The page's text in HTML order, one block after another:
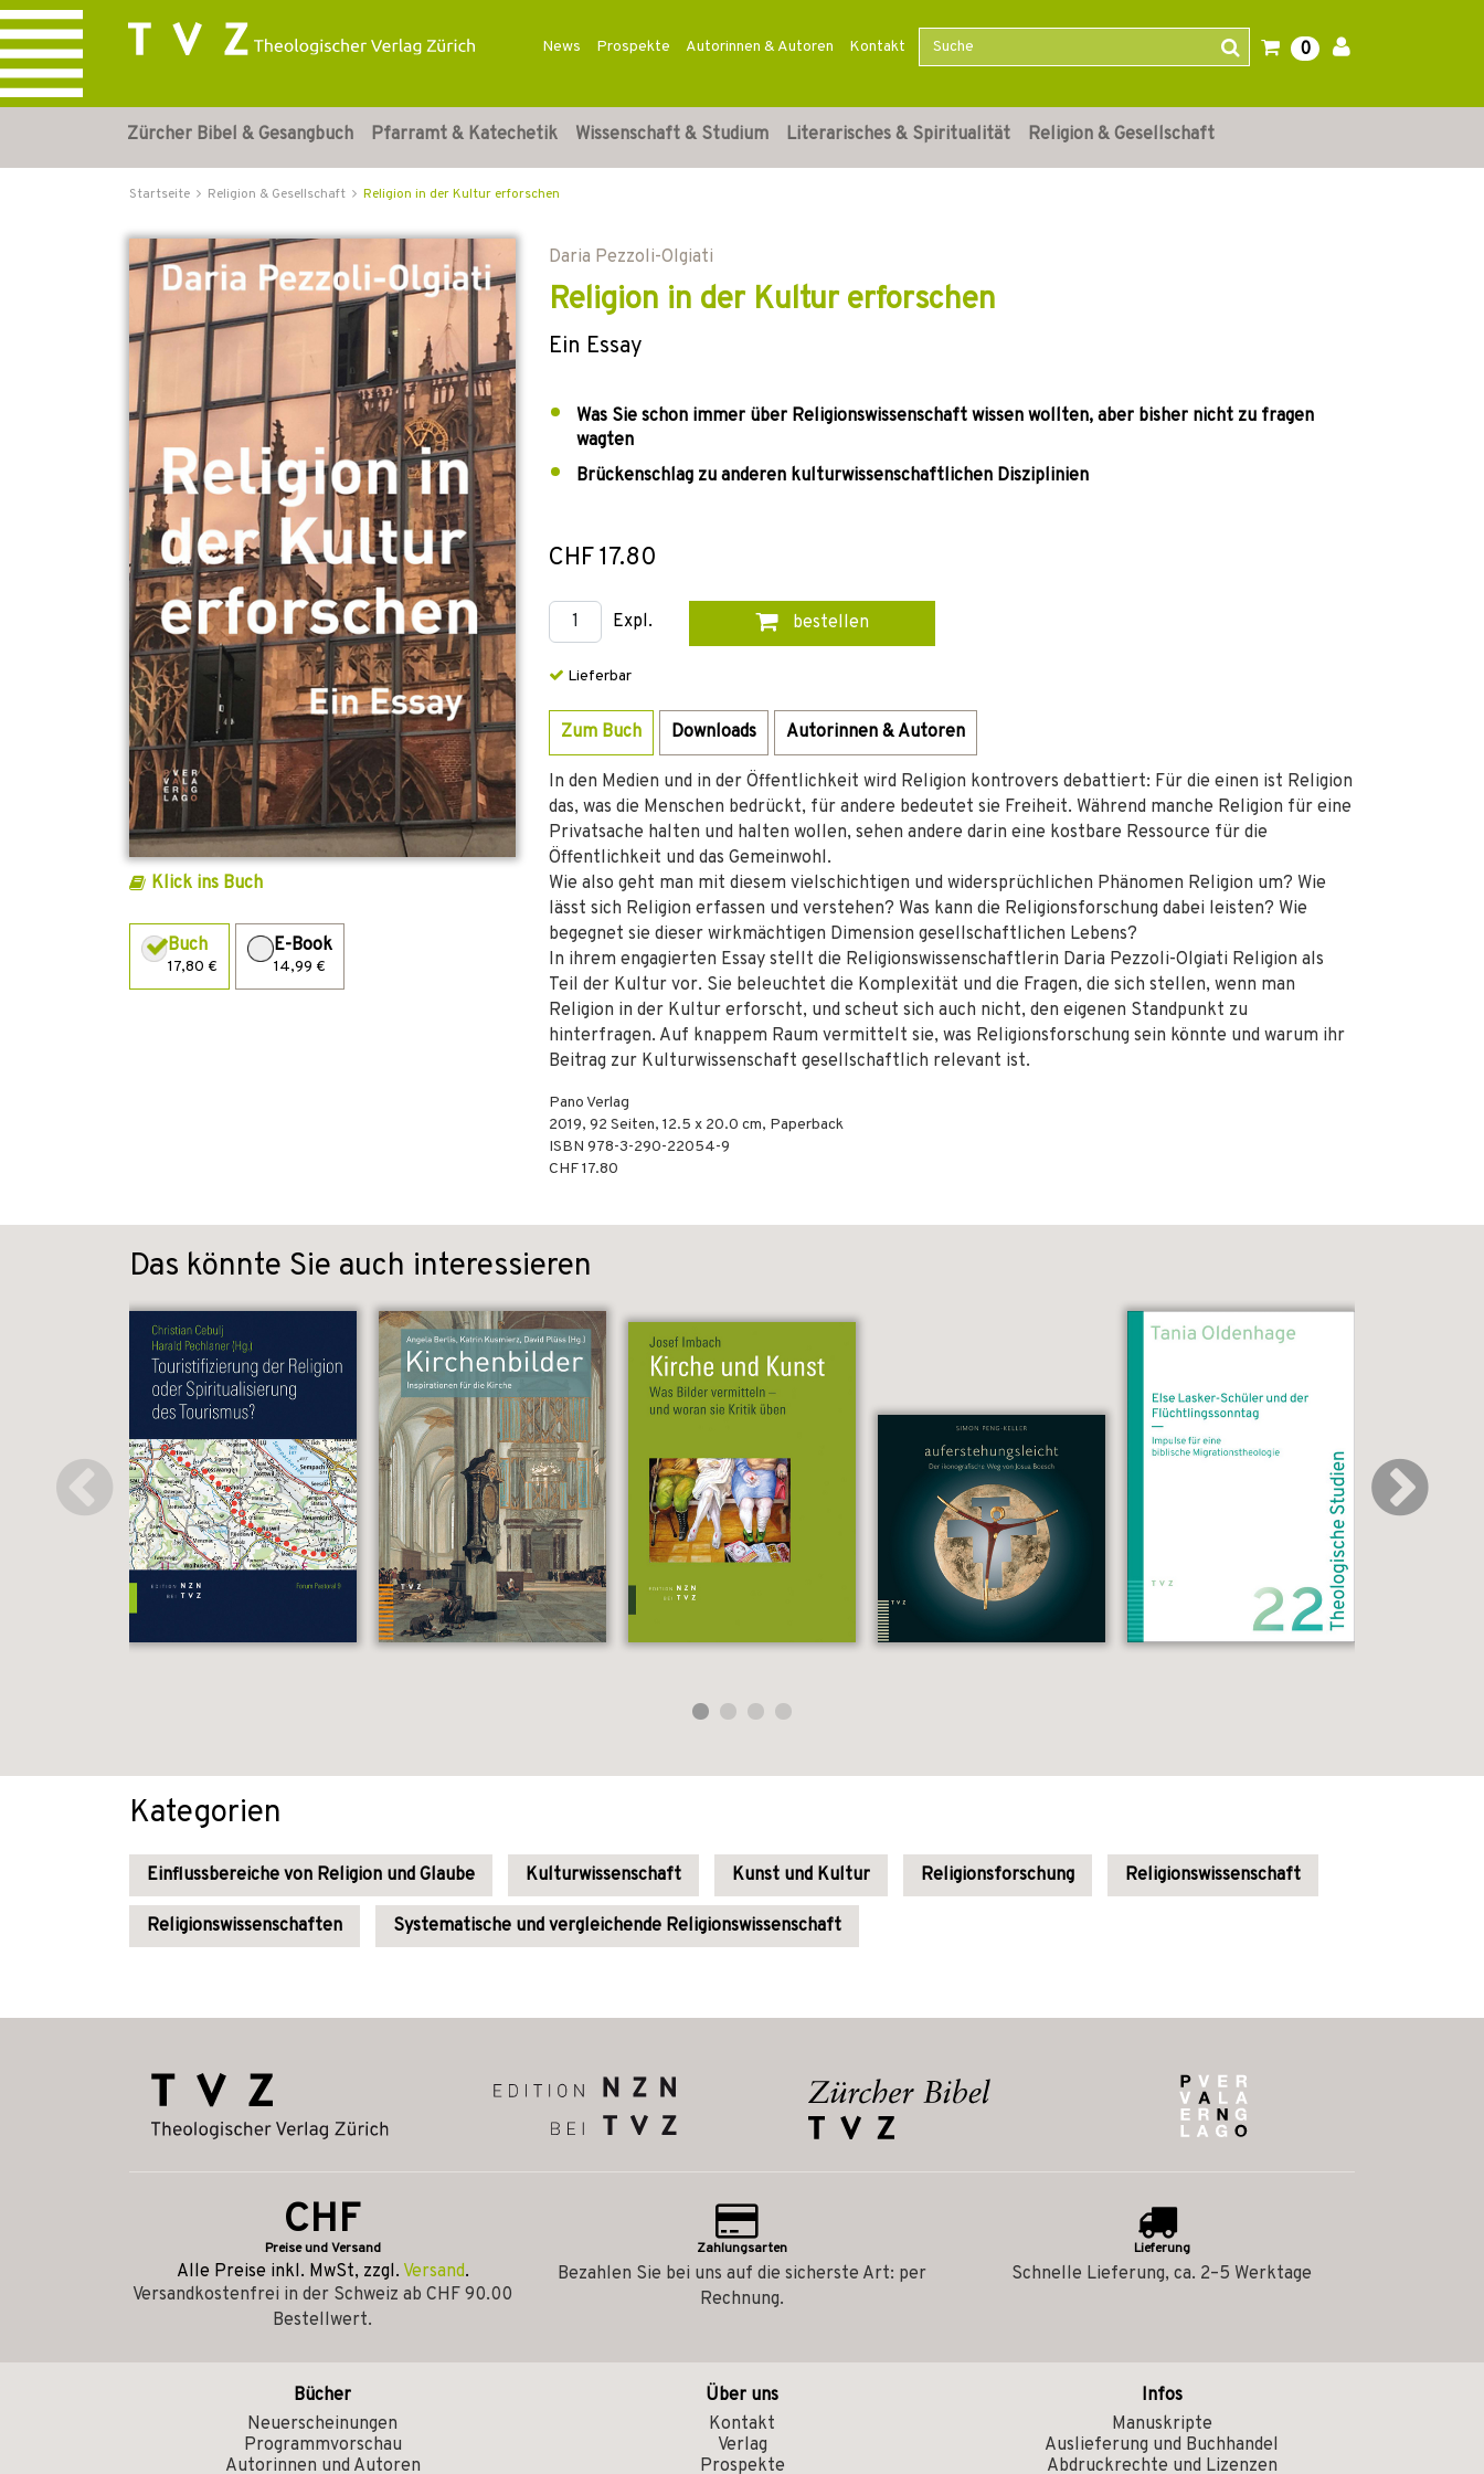
News Prospekte Autorinnen & Autoren Kontakt 0
Zürcher Bibel & Gesangbuch Pfarramt & Katechetik Wissenschaft & Studium Literarisches & Spiritualität Religion & Gesellschaft
Startseite Religion & Gesellschaft Religion in der Kultur erforschen
Klick ins Buch
Buch
17,80 €
E-Book
14,99 €
Daria Pezzoli-Olgiati
Religion in der Kultur erforschen
Ein Essay
Was Sie schon immer über Religionswissenschaft wissen wollten, aber bisher nicht zu fragen
wagten
Brückenschlag zu anderen kulturwissenschaftlichen Disziplinien
CHF 17.80
Expl. bestellen
Lieferbar
Zum Buch Downloads Autorinnen & Autoren
In den Medien und in der Öffentlichkeit wird Religion kontrovers debattiert: Für die einen ist Religion
das, was die Menschen bedrückt, für andere bedeutet sie Freiheit. Während manche Religion für eine
Privatsache halten und halten wollen, sehen andere darin eine kostbare Ressource für die
Öffentlichkeit und das Gemeinwohl.
Wie also geht man mit diesem vielschichtigen und widersprüchlichen Phänomen Religion um? Wie
lässt sich Religion erfassen und verstehen? Was kann die Religionsforschung dabei leisten? Wie
begegnet sie dieser wirkmächtigen Dimension gesellschaftlichen Lebens?
In ihrem engagierten Essay stellt die Religionswissenschaftlerin Daria Pezzoli-Olgiati Religion als
Teil der Kultur vor. Sie beleuchtet die Komplexität und die Fragen, die sich stellen, wenn man
Religion in der Kultur erforscht, und scheut sich auch nicht, den eigenen Standpunkt zu
hinterfragen. Auf knappem Raum vermittelt sie, was Religionsforschung sein könnte und warum ihr
Beitrag zur Kulturwissenschaft gesellschaftlich relevant ist.
Pano Verlag
2019, 92 Seiten, 12.5 x 20.0 cm, Paperback
ISBN 978-3-290-22054-9
CHF 17.80
Das könnte Sie auch interessieren
Kategorien
Einflussbereiche von Religion und Glaube Kulturwissenschaft Kunst und Kultur Religionsforschung Religionswissenschaft
Religionswissenschaften Systematische und vergleichende Religionswissenschaft
CHF
Preise und Versand
Alle Preise inkl. MwSt, zzgl. Versand.
Versandkostenfrei in der Schweiz ab CHF 90.00
Bestellwert.
Zahlungsarten
Bezahlen Sie bei uns auf die sicherste Art: per
Rechnung.
Lieferung
Schnelle Lieferung, ca. 2–5 Werktage
Bücher
Neuerscheinungen
Programmvorschau
Autorinnen und Autoren
Über uns
Kontakt
Verlag
Prospekte
Infos
Manuskripte
Auslieferung und Buchhandel
Abdruckrechte und Lizenzen